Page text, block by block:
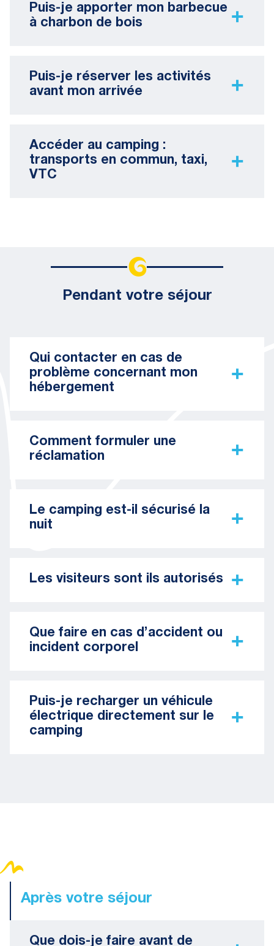
Puis-je apporter mon barbecue
à charbon de bois
Puis-je réserver les activités
avant mon arrivée
Accéder au camping :
transports en commun, taxi,
VTC
Pendant votre séjour
Qui contacter en cas de
problème concernant mon
hébergement
Comment formuler une
réclamation
Le camping est-il sécurisé la
nuit
Les visiteurs sont ils autorisés
Que faire en cas d’accident ou
incident corporel
Puis-je recharger un véhicule
électrique directement sur le
camping
Après votre séjour
Que dois-je faire avant de